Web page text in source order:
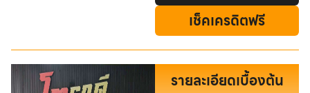
เช็คเครดิตฟรี
รายละเอียดเบื้องต้น